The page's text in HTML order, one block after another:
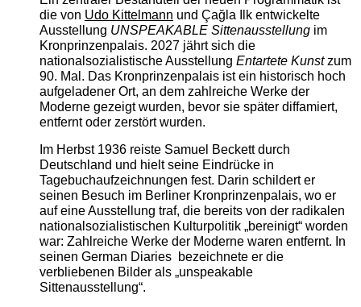
die von Udo Kittelmann und Çağla Ilk entwickelte
Ausstellung UNSPEAKABLE Sittenausstellungim
Kronprinzenpalais. 2027 jährt sich die
nationalsozialistische Ausstellung Entartete Kunstzum
90. Mal. Das Kronprinzenpalais ist ein historisch hoch
aufgeladener Ort, an dem zahlreiche Werke der
Moderne gezeigt wurden, bevor sie später diffamiert,
entfernt oder zerstört wurden.
Im Herbst 1936 reiste Samuel Beckett durch
Deutschland und hielt seine Eindrücke in
Tagebuchaufzeichnungen fest. Darin schildert er
seinen Besuch im Berliner Kronprinzenpalais, wo er
auf eine Ausstellung traf, die bereits von der radikalen
nationalsozialistischen Kulturpolitik „bereinigt“ worden
war: Zahlreiche Werke der Moderne waren entfernt. In
seinen German Diaries bezeichnete er die
verbliebenen Bilder als „unspeakable
Sittenausstellung“.